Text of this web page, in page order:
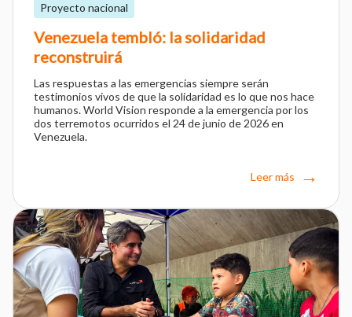
Proyecto nacional
Venezuela tembló: la solidaridad
reconstruirá
Las respuestas a las emergencias siempre serán
testimonios vivos de que la solidaridad es lo que nos hace
humanos. World Vision responde a la emergencia por los
dos terremotos ocurridos el 24 de junio de 2026 en
Venezuela.
Leer más